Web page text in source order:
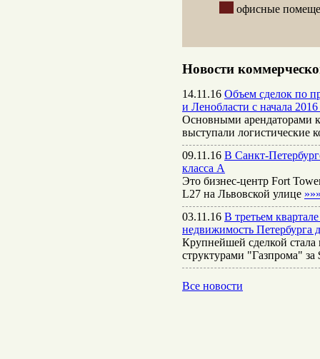
офисные
Новости
14.11.16 Объем сделок по
и Ленобласти с начала
Основными арендаторами
выступали логистические
09.11.16 В Санкт-
класса А
Это бизнес-центр Fort
L27 на Львовской улице
03.11.16 В третьем
недвижимость Петербурга
Крупнейшей сделкой стала
структурами "Газпрома"
Все новости